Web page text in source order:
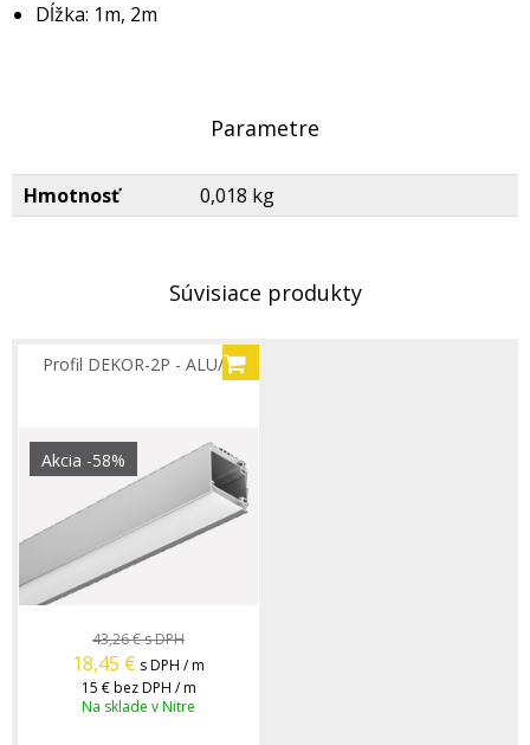
Dĺžka: 1m, 2m
Parametre
Hmotnosť 0,018 kg
Súvisiace produkty
Profil DEKOR-2P - ALU/A
Akcia -58%
43,26 €s DPH
18,45 € s DPH / m
15 € bez DPH / m
Na sklade v Nitre